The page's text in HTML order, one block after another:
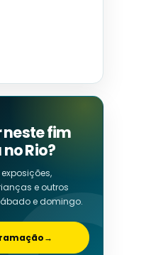
neste fim
Rio?
e outros
e domingo.
→